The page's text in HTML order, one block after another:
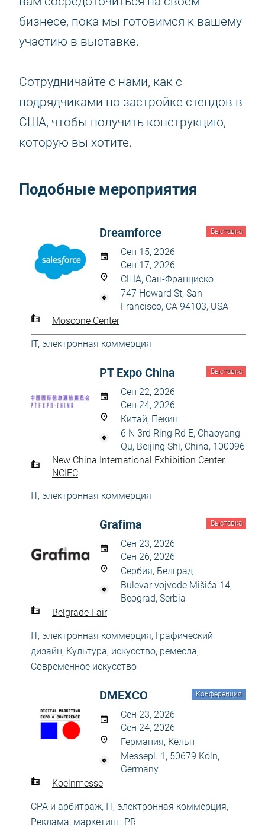
бизнесе, пока мы готовимся к вашему
участию в выставке.
Сотрудничайте с нами, как с
подрядчиками по застройке стендов в
США, чтобы получить конструкцию,
которую вы хотите.
Подобные мероприятия
Выставка
Dreamforce
Сен 15, 2026
Сен 17, 2026
США, Сан-Франциско
747 Howard St, San
Francisco, CA 94103, USA
Moscone Center
IT, электронная коммерция
Выставка
PT Expo China
Сен 22, 2026
Сен 24, 2026
Китай, Пекин
6 N 3rd Ring Rd E, Chaoyang
Qu, Beijing Shi, China, 100096
New China International Exhibition Center
NCIEC
IT, электронная коммерция
Выставка
Grafima
Сен 23, 2026
Сен 26, 2026
Сербия, Белград
Bulevar vojvode Mišića 14,
Beograd, Serbia
Belgrade Fair
IT, электронная коммерция, Графический
дизайн, Культура, искусство, ремесла,
Современное искусство
Конференция
DMEXCO
Сен 23, 2026
Сен 24, 2026
Германия, Кёльн
Messepl. 1, 50679 Köln,
Germany
Koelnmesse
CPA и арбитраж, IT, электронная коммерция,
Реклама, маркетинг, PR